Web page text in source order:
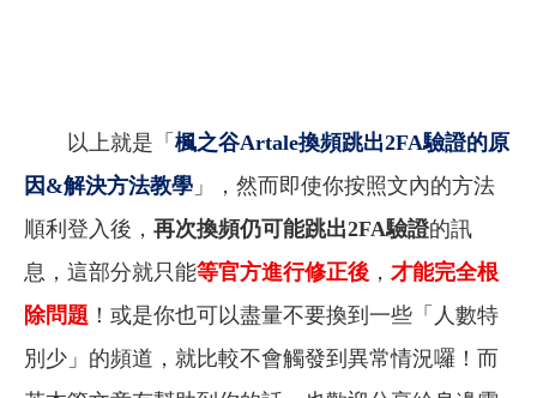
以上就是「 楓之谷Artale換頻跳出2FA驗證的原
因&解決方法教學 」，然而即使你按照文內的方法
順利登入後， 再次換頻仍可能跳出2FA驗證的訊
息，這部分就只能等官方進行修正後 ， 才能完全根
除問題 ！或是你也可以盡量不要換到一些「人數特
別少」的頻道，就比較不會觸發到異常情況囉！而